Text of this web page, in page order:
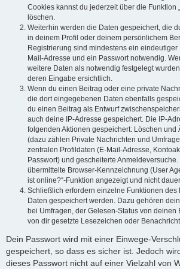
Cookies kannst du jederzeit über die Funktion
löschen.
Weiterhin werden die Daten gespeichert, die
in deinem Profil oder deinem persönlichem
Registrierung sind mindestens ein
Mail-Adresse und ein Passwort notwendig.
weitere Daten als notwendig festgelegt
deren Eingabe ersichtlich.
Wenn du einen Beitrag oder eine private
die dort eingegebenen Daten ebenfalls
du einen Beitrag als Entwurf
auch deine IP-Adresse gespeichert. Die IP-
folgenden Aktionen gespeichert: Löschen und
(dazu zählen Private Nachrichten und
zentralen Profildaten (E-Mail-Adresse,
Passwort) und gescheiterte
übermittelte Browser-Kennzeichnung (User
ist online?“-Funktion angezeigt und nicht
Schließlich erfordern einzelne Funktionen des
Daten gespeichert werden. Dazu gehören
bei Umfragen, der Gelesen-Status von deinen
von dir gesetzte Lesezeichen oder
Dein Passwort wird mit einer Einwege-
gespeichert, so dass es sicher ist. Jedoch
dieses Passwort nicht auf einer Vielzahl von